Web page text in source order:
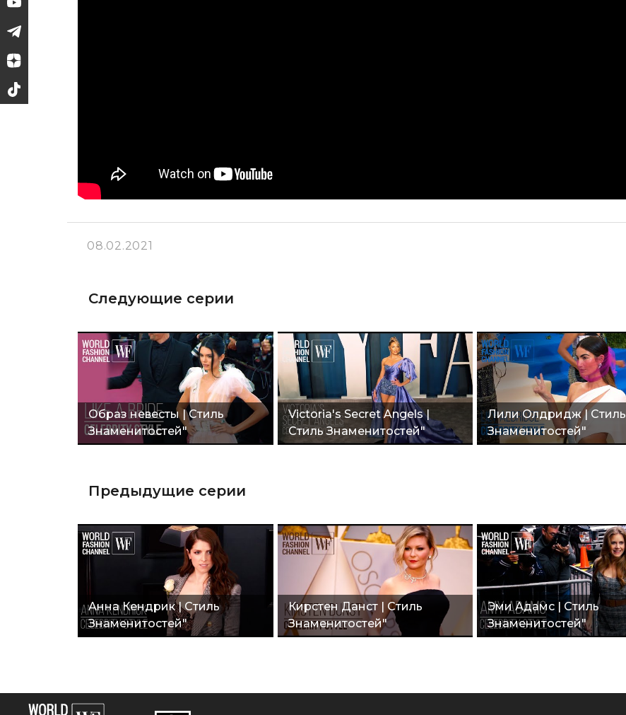
08.02.2021
Следующие серии
Образ невесты | Стиль
Знаменитостей"
Victoria's Secret Angels |
Стиль Знаменитостей"
Лили Олдридж | Стиль
Знаменитостей"
Предыдущие серии
Анна Кендрик | Стиль
Знаменитостей"
Кирстен Данст | Стиль
Знаменитостей"
Эми Адамс | Стиль
Знаменитостей"